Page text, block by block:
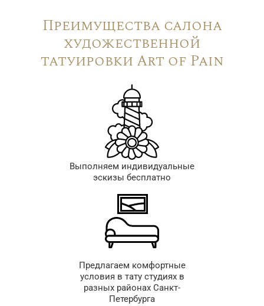
Преимущества салона
художественной
татуировки Art of Pain
Выполняем индивидуальные
эскизы бесплатно
Предлагаем комфортные
условия в тату студиях в
разных районах Санкт-
Петербурга